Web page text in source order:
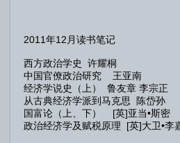
2011年12月读书笔记
西方政治学史 许耀桐
中国官僚政治研究 王亚南
经济学说史（上） 鲁友章 李宗正
从古典经济学派到马克思 陈岱孙
国富论（上、下） [英]亚当•斯密
政治经济学及赋税原理 [英]大卫•李